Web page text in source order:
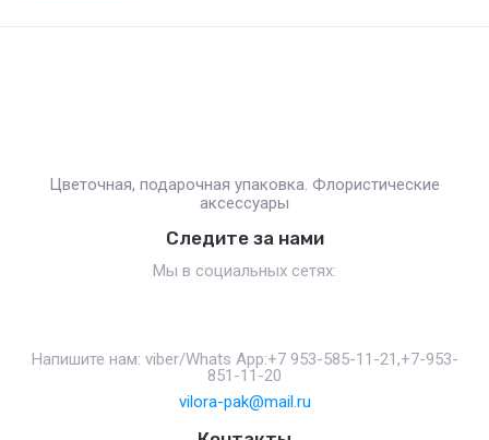
Цветочная, подарочная упаковка. Флористические
аксессуары
Следите за нами
Мы в социальных сетях:
Напишите нам: viber/Whats App:+7 953-585-11-21,+7-953-
851-11-20
vilora-pak@mail.ru